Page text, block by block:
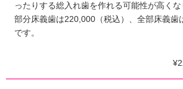
ったりする総入れ歯を作れる可能性が高くな
部分床義歯は220,000（税込）、全部床義歯
です。